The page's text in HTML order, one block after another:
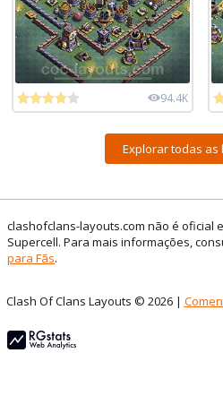
94.4K
Explorar todas as
clashofclans-layouts.com não é oficial
Supercell. Para mais informações,
para Fãs.
Clash Of Clans Layouts © 2026 |